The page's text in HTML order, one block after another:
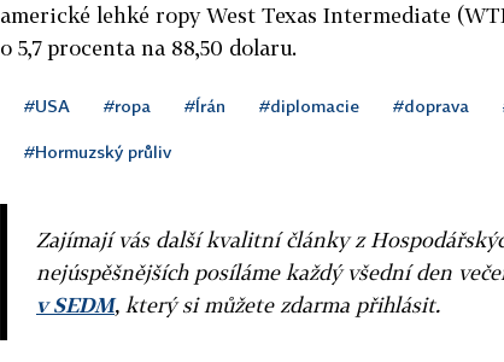
americké lehké ropy West Texas Intermediate
o 5,7 procenta na 88,50 dolaru.
#USA #ropa #Írán #diplomacie #doprava
#Hormuzský průliv
Zajímají vás další kvalitní články z
nejúspěšnějších posíláme každý všední den
v SEDM, který si můžete zdarma přihlásit.